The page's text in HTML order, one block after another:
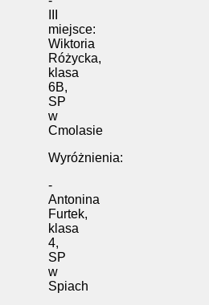
miejsce:
Wiktoria
Różycka,
klasa
6B,
SP
w
Cmolasie
Wyróżnienia:
-
Antonina
Furtek,
klasa
4,
SP
w
Spiach